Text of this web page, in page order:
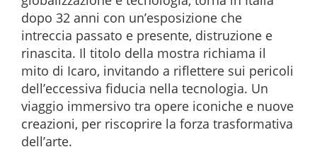
dopo 32 anni con un’esposizione che
intreccia passato e presente, distruzione e
rinascita. Il titolo della mostra richiama il
mito di Icaro, invitando a riflettere sui pericoli
dell’eccessiva fiducia nella tecnologia. Un
viaggio immersivo tra opere iconiche e nuove
creazioni, per riscoprire la forza trasformativa
dell’arte.